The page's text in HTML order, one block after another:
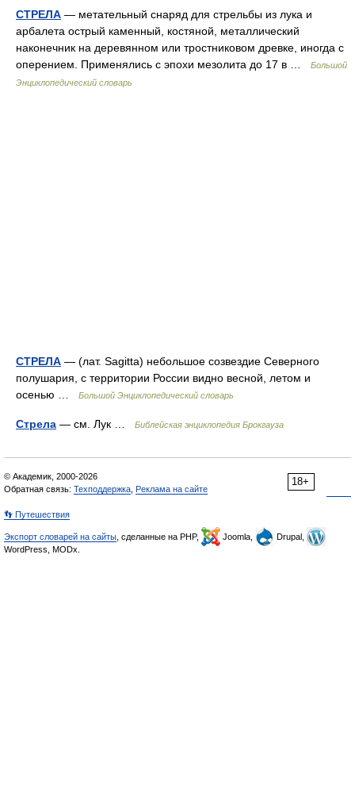
СТРЕЛА — метательный снаряд для стрельбы из лука и
арбалета острый каменный, костяной, металлический
наконечник на деревянном или тростниковом древке, иногда с
оперением. Применялись с эпохи мезолита до 17 в …
Большой
Энциклопедический словарь
СТРЕЛА — (лат. Sagitta) небольшое созвездие Северного
полушария, с территории России видно весной, летом и
осенью …
Большой Энциклопедический словарь
Стрела — см. Лук … Библейская энциклопедия Брокгауза
18+
© Академик, 2000-2026
Обратная связь: Техподдержка Реклама на сайте
👣 Путешествия
Экспорт словарей на сайты , сделанные на PHP, Joomla,
Drupal,
WordPress, MODx.